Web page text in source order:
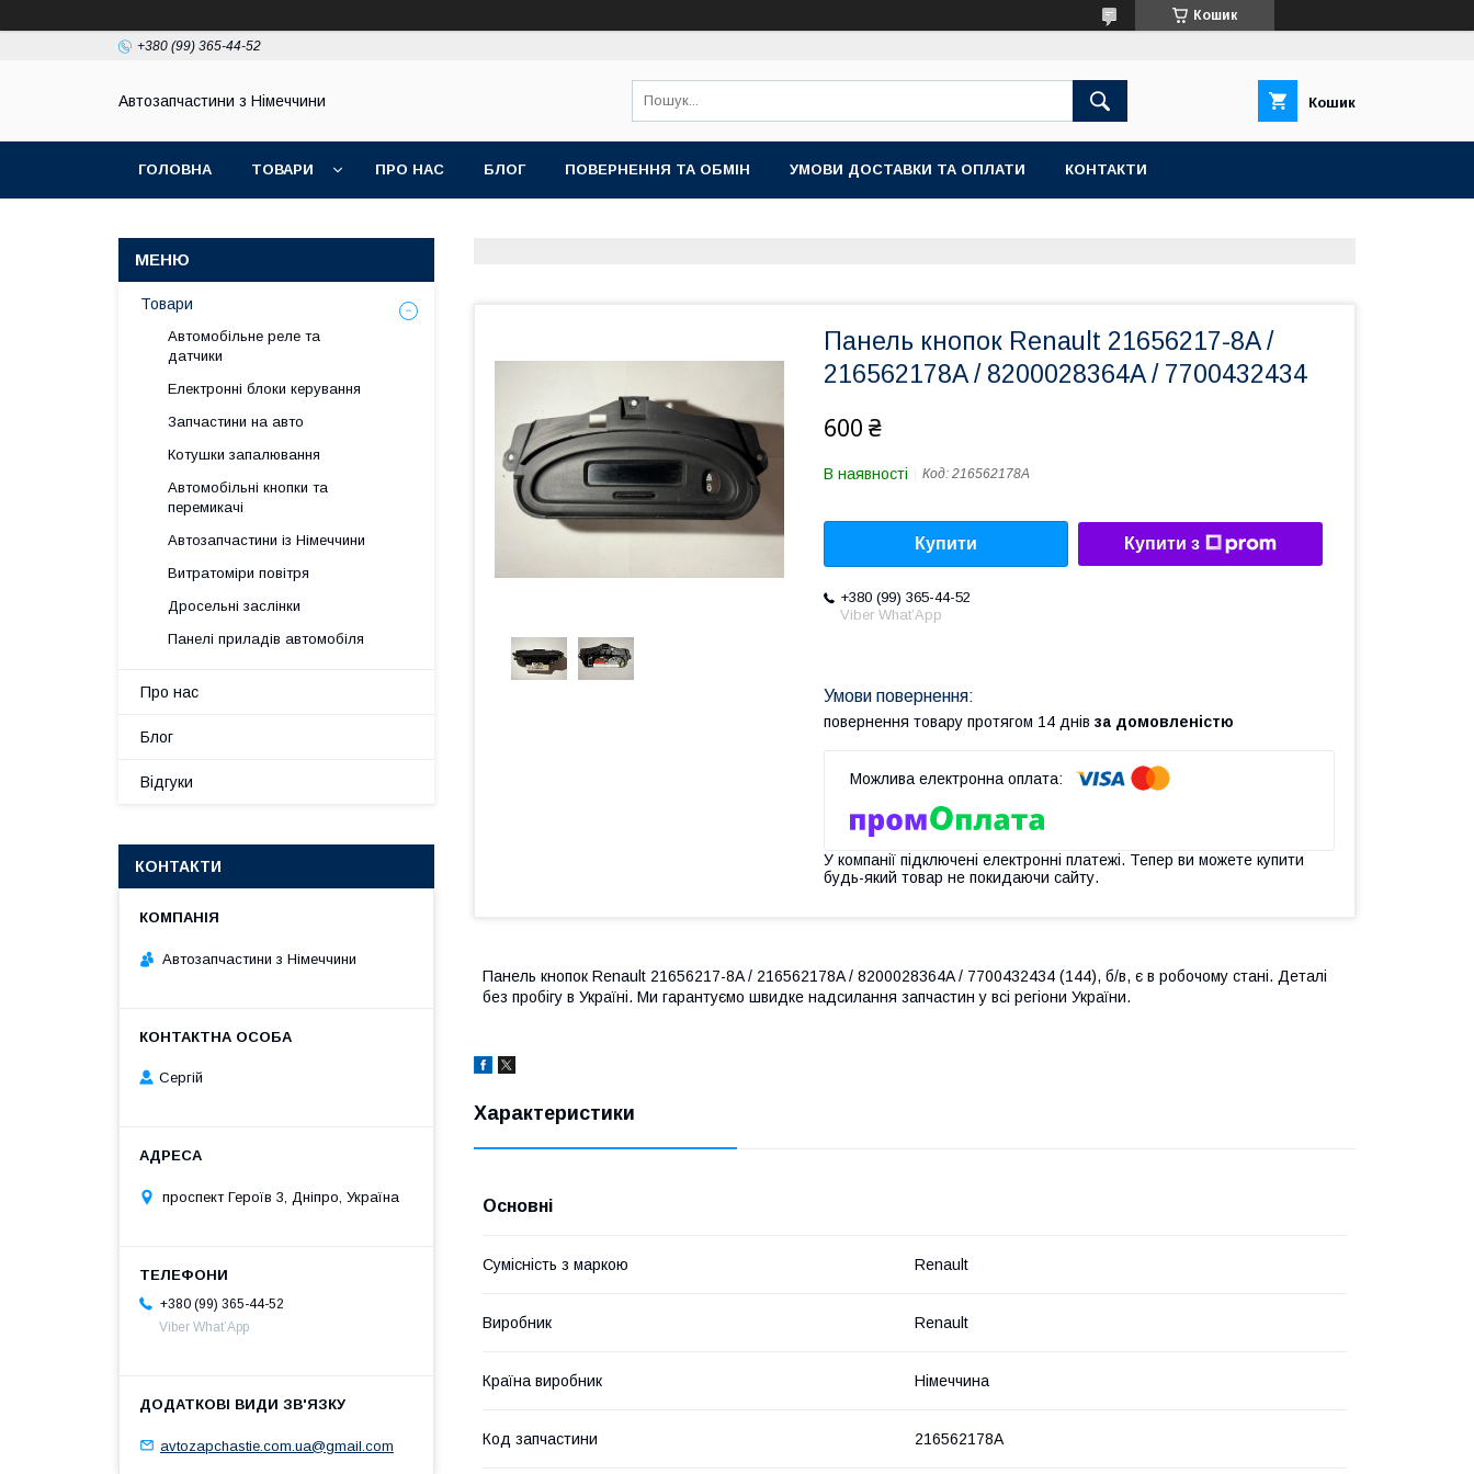
Кошик
+380 (99) 365-44-52
Автозапчастини з Німеччини Кошик
ГОЛОВНА ТОВАРИ ПРО НАС БЛОГ ПОВЕРНЕННЯ ТА ОБМІН УМОВИ ДОСТАВКИ ТА ОПЛАТИ КОНТАКТИ
Панель кнопок Renault 21656217-8A /
216562178A / 8200028364A / 7700432434
600 ₴
В наявності Код: 216562178A
Купити Купити з
+380 (99) 365-44-52
Viber What’App
повернення товару протягом 14 днів за домовленістю
У компанії підключені електронні платежі. Тепер ви можете купити
будь-який товар не покидаючи сайту.
Панель кнопок Renault 21656217-8A / 216562178A / 8200028364A / 7700432434 (144), б/в, є в робочому стані. Деталі
без пробігу в Україні. Ми гарантуємо швидке надсилання запчастин у всі регіони України.
Характеристики
Основні
Сумісність з маркою Renault
Виробник Renault
Країна виробник Німеччина
Код запчастини 216562178A
Товари
Автомобільне реле та
датчики
Електронні блоки керування
Запчастини на авто
Котушки запалювання
Автомобільні кнопки та
перемикачі
Автозапчастини із Німеччини
Витратоміри повітря
Дросельні заслінки
Панелі приладів автомобіля
Про нас
Блог
Відгуки
КОНТАКТИ
Автозапчастини з Німеччини
Сергій
проспект Героїв 3, Дніпро, Україна
+380 (99) 365-44-52
Viber What’App
avtozapchastie.com.ua@gmail.com